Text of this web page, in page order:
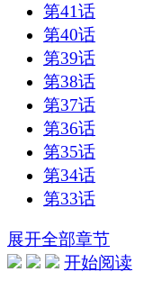
第41话
第40话
第39话
第38话
第37话
第36话
第35话
第34话
第33话
展开全部章节
开始阅读